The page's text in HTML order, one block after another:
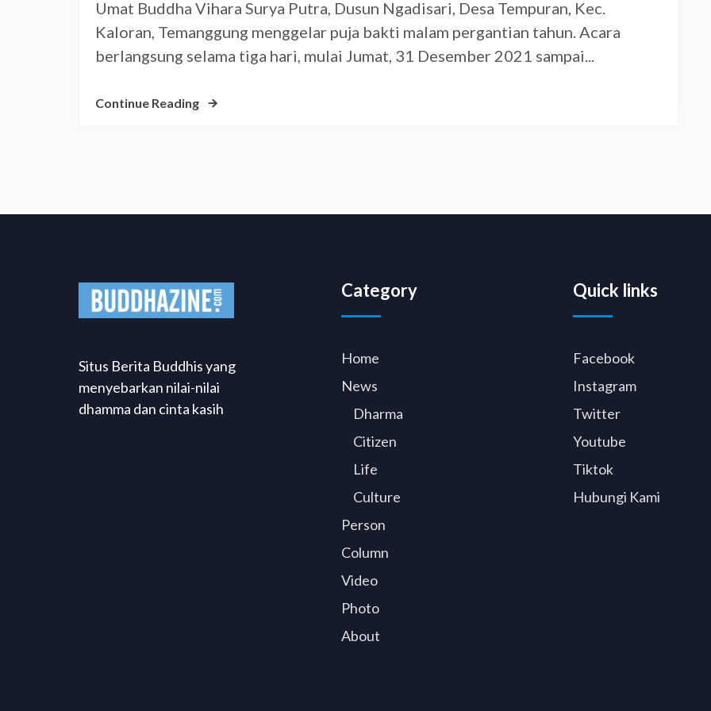
Umat Buddha Vihara Surya Putra, Dusun Ngadisari, Desa Tempuran, Kec.
Kaloran, Temanggung menggelar puja bakti malam pergantian tahun. Acara
berlangsung selama tiga hari, mulai Jumat, 31 Desember 2021 sampai...
Continue Reading
Situs Berita Buddhis yang
menyebarkan nilai-nilai
dhamma dan cinta kasih
Category
Home
News
Dharma
Citizen
Life
Culture
Person
Column
Video
Photo
About
Quick links
Facebook
Instagram
Twitter
Youtube
Tiktok
Hubungi Kami